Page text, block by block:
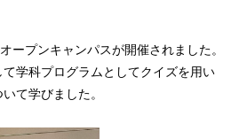
ープンキャンパスが開催されました。
学科プログラムとしてクイズを用い
て学びました。